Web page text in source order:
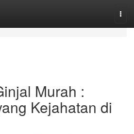
Murah :
Kejahatan di